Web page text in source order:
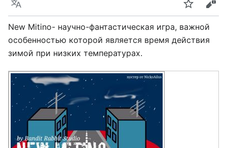
Язык Следить
New Mitino- научно-фантастическая игра, важной
особенностью которой является время действия
зимой при низких температурах.